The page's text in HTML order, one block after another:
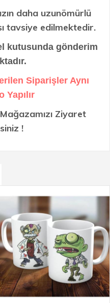
daha uzunömürlü
tavsiye edilmektedir.
kutusunda gönderim
Siparişler Aynı
Yapılır
Ziyaret
!